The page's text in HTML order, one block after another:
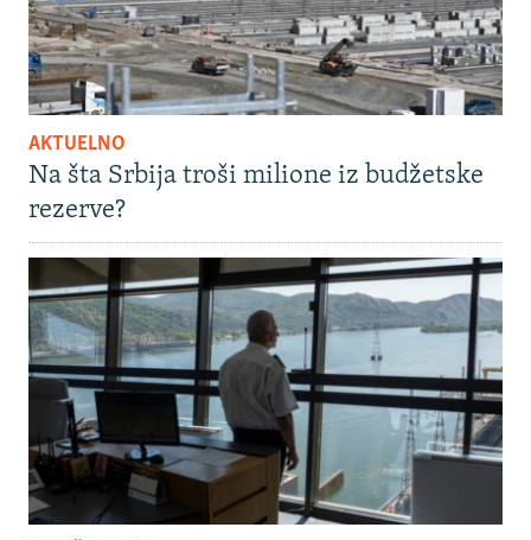
AKTUELNO
Na šta Srbija troši milione iz budžetske
rezerve?